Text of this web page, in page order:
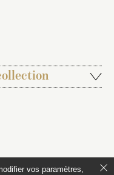
vos paramètres,